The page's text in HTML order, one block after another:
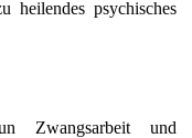
heilendes psychisches
Zwangsarbeit und